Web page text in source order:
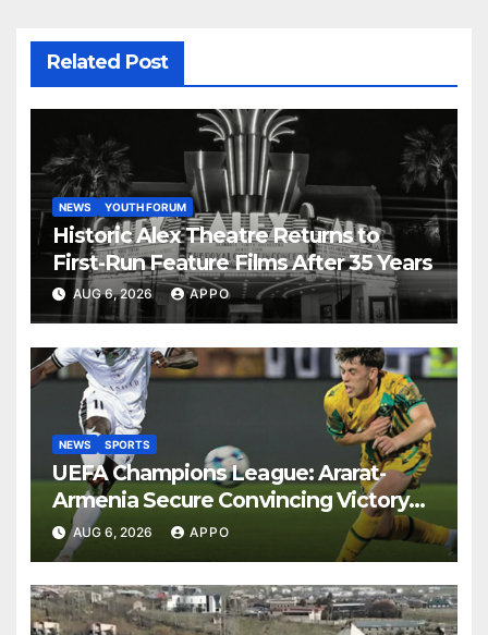
Related Post
NEWS YOUTH FORUM
Historic Alex Theatre Returns to
First-Run Feature Films After 35 Years
AUG 6, 2026 APPO
NEWS SPORTS
UEFA Champions League: Ararat-
Armenia Secure Convincing Victory
Over Shamrock Rovers 2-0
AUG 6, 2026 APPO